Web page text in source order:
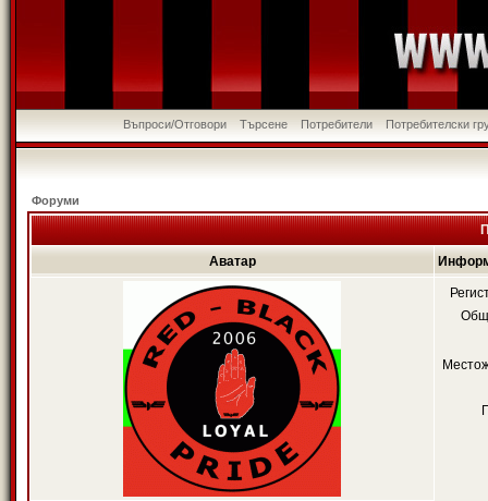
Въпроси/Отговори Търсене Потребители Потребителски
Форуми
Аватар